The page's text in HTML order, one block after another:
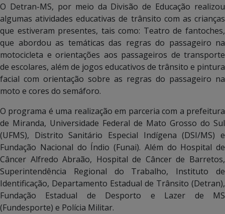
O Detran-MS, por meio da Divisão de Educação realizou
algumas atividades educativas de trânsito com as crianças
que estiveram presentes, tais como: Teatro de fantoches,
que abordou as temáticas das regras do passageiro na
motocicleta e orientações aos passageiros de transporte
de escolares, além de jogos educativos de trânsito e pintura
facial com orientação sobre as regras do passageiro na
moto e cores do semáforo.
O programa é uma realização em parceria com a prefeitura
de Miranda, Universidade Federal de Mato Grosso do Sul
(UFMS), Distrito Sanitário Especial Indígena (DSI/MS) e
Fundação Nacional do Índio (Funai). Além do Hospital de
Câncer Alfredo Abraão, Hospital de Câncer de Barretos,
Superintendência Regional do Trabalho, Instituto de
Identificação, Departamento Estadual de Trânsito (Detran),
Fundação Estadual de Desporto e Lazer de MS
(Fundesporte) e Polícia Militar.